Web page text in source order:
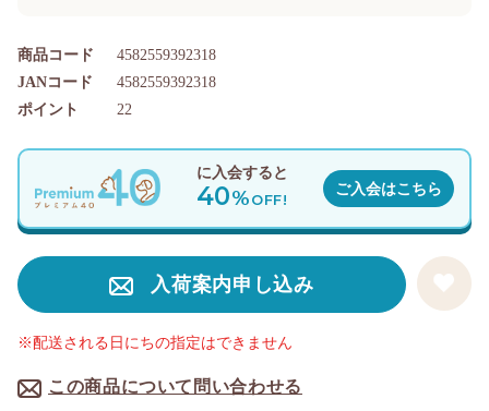
商品コード 4582559392318
ポイント 22
JANコード 4582559392318
入荷案内申し込み
この商品について問い合わせる
※配送される日にちの指定はできません
に入会すると
40%OFF!
ご入会はこちら